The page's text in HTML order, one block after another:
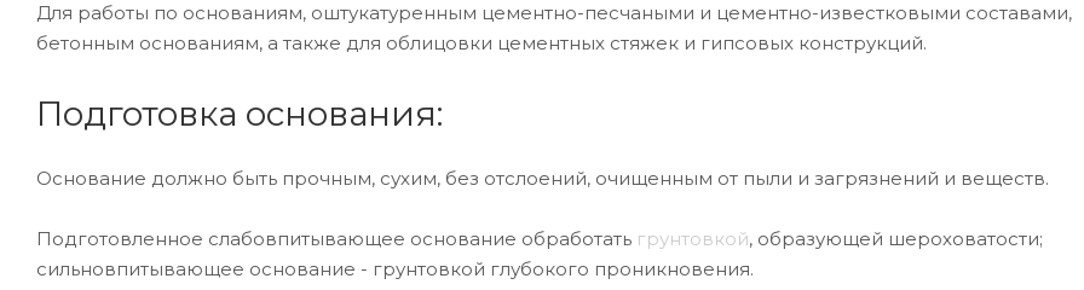
Для работы по основаниям, оштукатуренным цементно-песчаными и цементно-известковыми составами,
бетонным основаниям, а также для облицовки цементных стяжек и гипсовых конструкций.
Подготовка основания:
Основание должно быть прочным, сухим, без отслоений, очищенным от пыли и загрязнений и веществ.
Подготовленное слабовпитывающее основание обработать грунтовкой, образующей шероховатости;
сильновпитывающее основание - грунтовкой глубокого проникновения.